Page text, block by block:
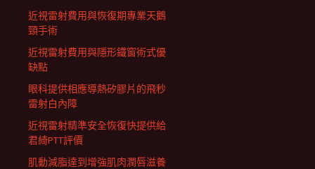
近視雷射費用與恢復期專業天鵝
頸手術
近視雷射費用與隱形鐵窗術式優
缺點
眼科提供相應導熱矽膠片的飛秒
雷射白內障
近視雷射精準安全恢復快提供給
君綺PTT評價
肌動減脂達到增強肌肉潤唇滋養